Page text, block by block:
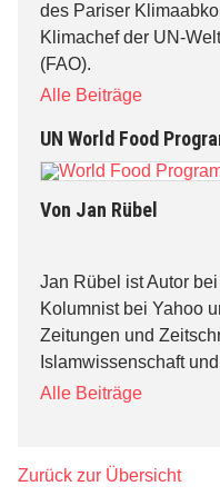
des Pariser
Klimachef der UN-
(FAO).
Alle Beiträge
UN World Food
Von Jan Rübel
Jan Rübel ist Autor
Kolumnist bei Yahoo
Zeitungen und
Islamwissenschaft
Alle Beiträge
Zurück zur Übersicht